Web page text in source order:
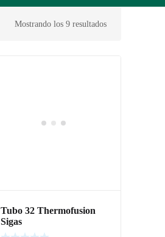
Mostrando los 9 resultados
Tubo 32 Thermofusion
Sigas